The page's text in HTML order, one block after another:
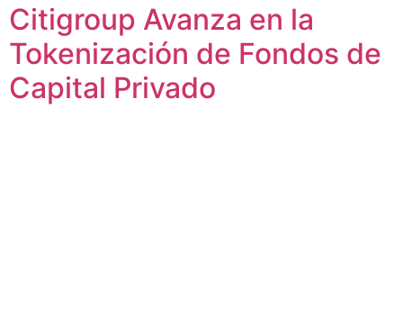
Citigroup Avanza en la
Tokenización de Fondos de
Capital Privado